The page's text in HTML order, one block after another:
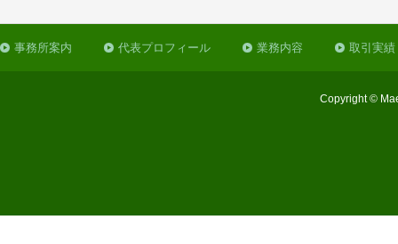
事務所案内 代表プロフィール 業務内容 取引実績
Copyright ©